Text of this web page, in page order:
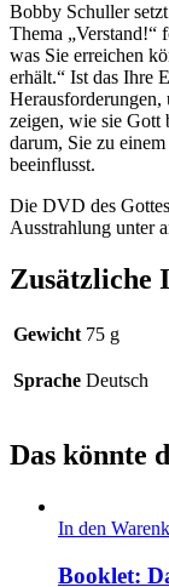
Bobby Schuller
Thema „Verstand!“
was Sie erreichen
erhält.“ Ist das Ihre
zeigen, wie sie Gott
darum, Sie zu
beeinflusst.
Die DVD des
Ausstrahlung unter
Zusätzliche
Gewicht 75 g
Sprache Deutsch
Das könnte
In den
Booklet: